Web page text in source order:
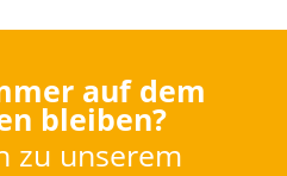
auf dem
bleiben?
zu unserem